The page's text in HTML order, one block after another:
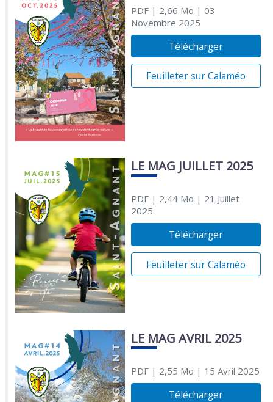
PDF| 2,66 Mo | 03
Novembre 2025
Télécharger
Feuilleter sur Calaméo
LE MAG JUILLET 2025
PDF| 2,44 Mo | 21 Juillet
2025
Télécharger
Feuilleter sur Calaméo
LE MAG AVRIL 2025
PDF| 2,55 Mo | 15 Avril 2025
Télécharger